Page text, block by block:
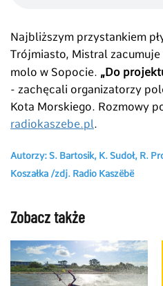
Najbliższym przystankiem
Trójmiasto, Mistral
molo w Sopocie. „Do
- zachęcali organizatorzy
Kota Morskiego. Rozmowy
radiokaszebe.pl.
Autorzy: S. Bartosik, K. Sudoł, R.
Koszałka /zdj. Radio Kaszëbë
Zobacz także